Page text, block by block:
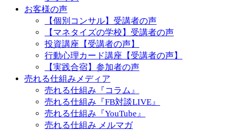
お客様の声
【個別コンサル】受講者の声
【マネタイズの学校】受講者の声
投資講座【受講者の声】
行動心理カード講座【受講者の声】
【実践合宿】参加者の声
売れる仕組みメディア
売れる仕組み『コラム』
売れる仕組み『FB対談LIVE』
売れる仕組み『YouTube』
売れる仕組み メルマガ